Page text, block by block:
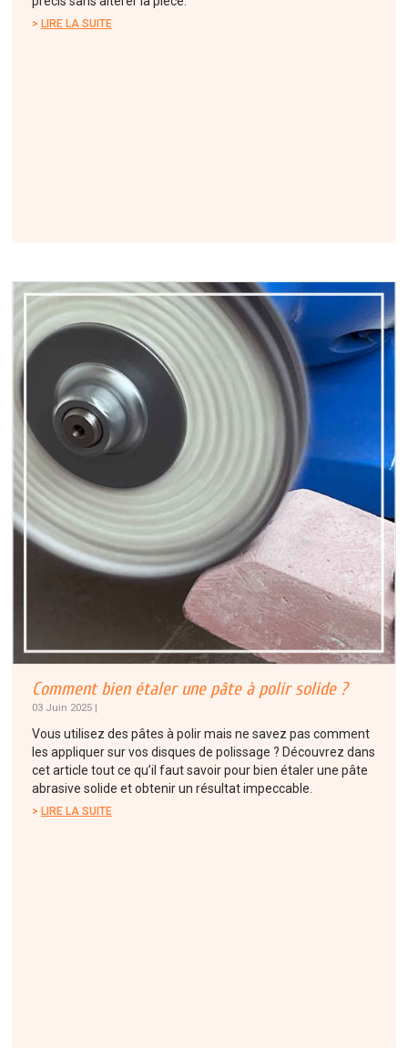
LIRE LA SUITE
Comment bien étaler une pâte à polir solide ?
03 Juin 2025 |
Vous utilisez des pâtes à polir mais ne savez pas comment
les appliquer sur vos disques de polissage ? Découvrez dans
cet article tout ce qu’il faut savoir pour bien étaler une pâte
abrasive solide et obtenir un résultat impeccable.
LIRE LA SUITE